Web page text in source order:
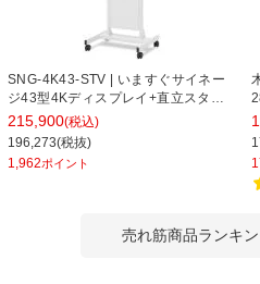
SNG-4K43-STV | いますぐサイネー
ジ43型4Kディスプレイ+直立スタン
ドセット 電子案内板 デジタルサイネ
ージ 垂直型 メディアを挿すだけの簡
単再生 プラス(PLUS)
215,900(税込)
196,273(税抜)
1,962ポイント
売れ筋商品ランキ